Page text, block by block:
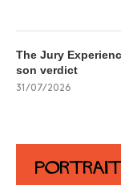
The Jury
son verdict
31/07/2026